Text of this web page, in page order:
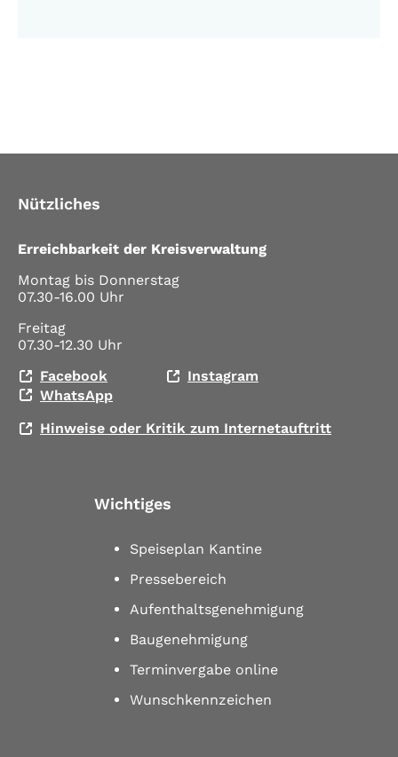
Nützliches
Erreichbarkeit der Kreisverwaltung
Montag bis Donnerstag
07.30-16.00 Uhr
Freitag
07.30-12.30 Uhr
Facebook
Instagram
WhatsApp
Hinweise oder Kritik zum Internetauftritt
Wichtiges
Speiseplan Kantine
Pressebereich
Aufenthaltsgenehmigung
Baugenehmigung
Terminvergabe online
Wunschkennzeichen